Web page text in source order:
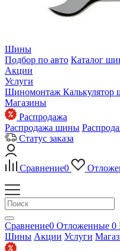
Шины
Подбор по авто Каталог
Акции
Услуги
Шиномонтаж Калькулятор
Магазины
Распродажа
Распродажа шины
Статус заказа
Сравнение0
Сравнение0 Отложенные 0
Шины Акции Услуги